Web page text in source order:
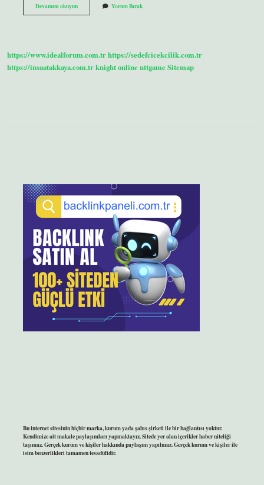
Devamını okuyunBesi
Danaya
Yorum Bırak
https://www.idealforum.com.trhttps://sedefcicekcilik.com.tr
https://insaatakkaya.com.trknight onlinenttgameSitemap
Bu internet sitesinin hiçbir marka, kurum yada şahıs şirketi ile bir bağlantısı yoktur.
Kendimize ait makale paylaşımları yapmaktayız. Sitede yer alan içerikler haber niteliği
taşımaz. Gerçek kurum ve kişiler hakkında paylaşım yapılmaz. Gerçek kurum ve kişiler ile
isim benzerlikleri tamamen tesadüfidir.